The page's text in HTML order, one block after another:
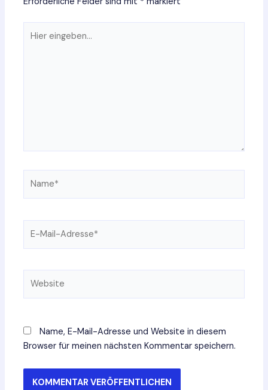
eingeben…
Mail-
Name, E-Mail-Adresse und Website in diesem
Browser für meinen nächsten Kommentar speichern.